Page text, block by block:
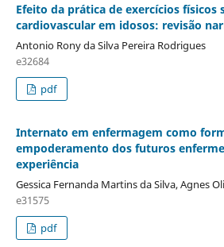
Efeito da prática de exercícios físicos
cardiovascular em idosos: revisão
Antonio Rony da Silva Pereira Rodrigues
e32684
pdf
Internato em enfermagem como
empoderamento dos futuros
experiência
Gessica Fernanda Martins da Silva, Agnes
e31575
pdf